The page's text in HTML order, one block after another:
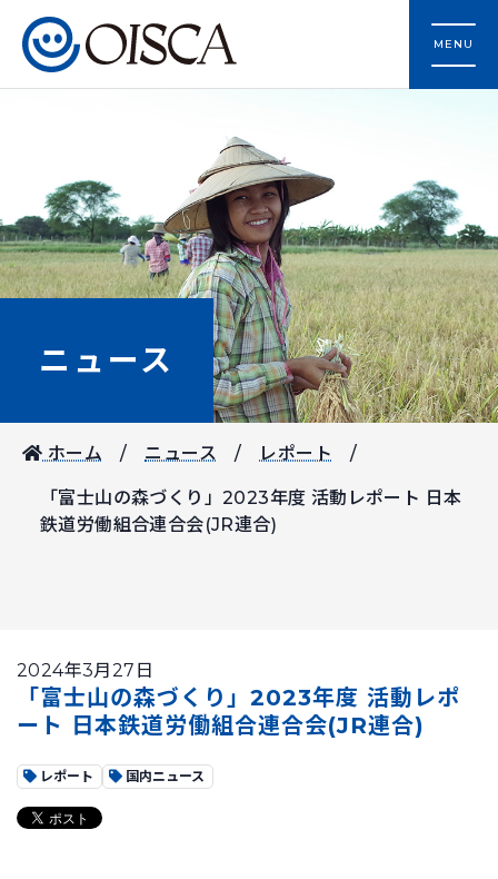
MENU
ニュース
ホーム ニュース レポート
「富士山の森づくり」2023年度 活動レポート 日本
鉄道労働組合連合会(JR連合)
2024年3月27日
「富士山の森づくり」2023年度 活動レポ
ート 日本鉄道労働組合連合会(JR連合)
レポート 国内ニュース